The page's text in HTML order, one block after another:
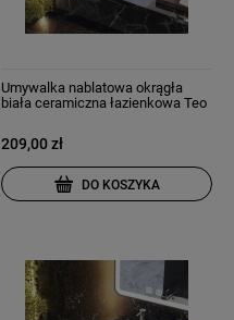
Umywalka nablatowa okrągła
biała ceramiczna łazienkowa Teo
209,00 zł
DO KOSZYKA